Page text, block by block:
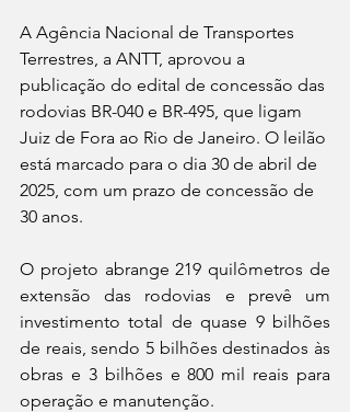
A Agência Nacional de Transportes
Terrestres, a ANTT, aprovou a
publicação do edital de concessão das
rodovias BR-040 e BR-495, que ligam
Juiz de Fora ao Rio de Janeiro. O leilão
está marcado para o dia 30 de abril de
2025, com um prazo de concessão de
30 anos.
O projeto abrange 219 quilômetros de
extensão das rodovias e prevê um
investimento total de quase 9 bilhões
de reais, sendo 5 bilhões destinados às
obras e 3 bilhões e 800 mil reais para
operação e manutenção.